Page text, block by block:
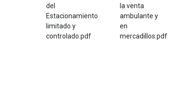
del
Estacionamiento
limitado y
controlado.pdf
la venta
ambulante y
en
mercadillos.pdf